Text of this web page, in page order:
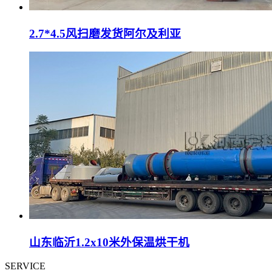
2.7*4.5风扫磨发货阿尔及利亚
山东临沂1.2x10米外保温烘干机
SERVICE